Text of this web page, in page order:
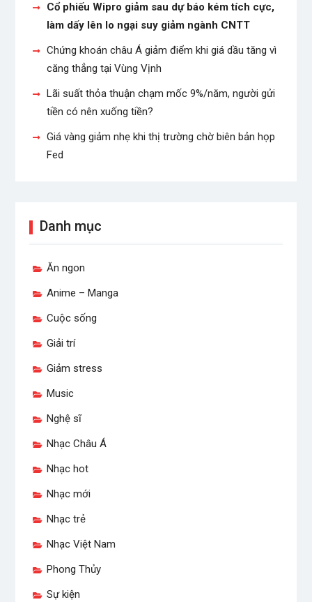
Cổ phiếu Wipro giảm sau dự báo kém tích cực,
làm dấy lên lo ngại suy giảm ngành CNTT
Chứng khoán châu Á giảm điểm khi giá dầu tăng vì
căng thẳng tại Vùng Vịnh
Lãi suất thỏa thuận chạm mốc 9%/năm, người gửi
tiền có nên xuống tiền?
Giá vàng giảm nhẹ khi thị trường chờ biên bản họp
Fed
Danh mục
Ăn ngon
Anime – Manga
Cuộc sống
Giải trí
Giảm stress
Music
Nghệ sĩ
Nhạc Châu Á
Nhạc hot
Nhạc mới
Nhạc trẻ
Nhạc Việt Nam
Phong Thủy
Sự kiện